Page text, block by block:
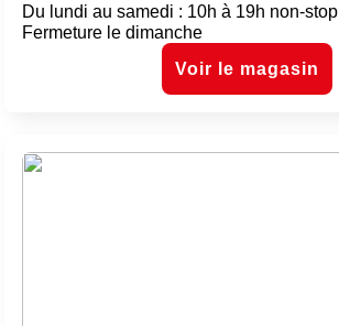
Du lundi au samedi : 10h à 19h non-stop
Fermeture le dimanche
Voir le magasin